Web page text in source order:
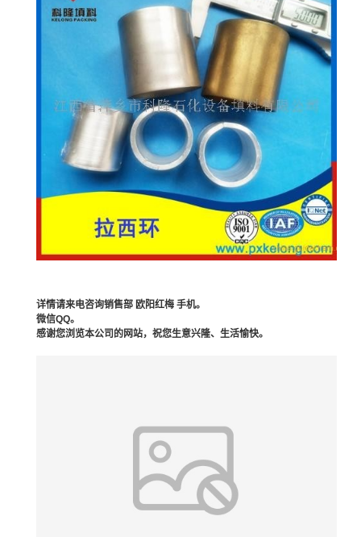
详情请来电咨询销售部 欧阳红梅 手机。
微信QQ。
感谢您浏览本公司的网站，祝您生意兴隆、生活愉快。